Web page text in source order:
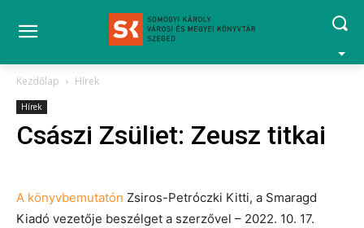
Kezdőlap Hírek
Hírek
Császi Zsüliet: Zeusz titkai
A könyvbemutatón Zsiros-Petróczki Kitti, a Smaragd
Kiadó vezetője beszélget a szerzővel – 2022. 10. 17.